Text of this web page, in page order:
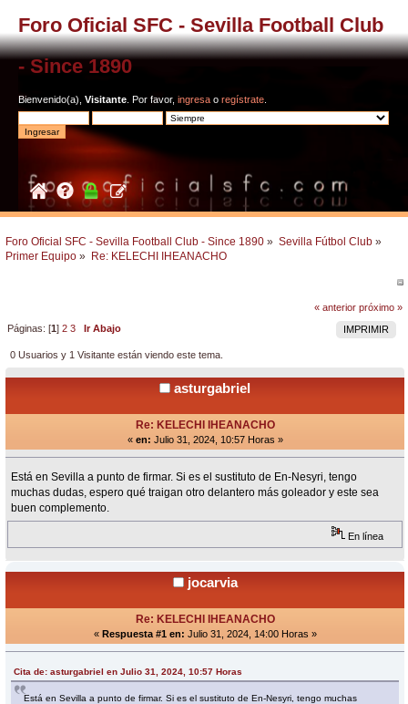
Foro Oficial SFC - Sevilla Football Club
- Since 1890
Bienvenido(a), Visitante . Por favor, ingresa o regístrate
Foro Oficial SFC - Sevilla Football Club - Since 1890 » Sevilla Fútbol Club »
Primer Equipo » Re: KELECHI IHEANACHO
« anterior próximo »
IMPRIMIR
Páginas: [1]2 3 Ir Abajo
0 Usuarios y 1 Visitante están viendo este tema.
asturgabriel
Re: KELECHI IHEANACHO
« en: Julio 31, 2024, 10:57 Horas »
Está en Sevilla a punto de firmar. Si es el sustituto de En-Nesyri, tengo
muchas dudas, espero qué traigan otro delantero más goleador y este sea
buen complemento.
En línea
jocarvia
Re: KELECHI IHEANACHO
« Respuesta #1 en: Julio 31, 2024, 14:00 Horas »
Cita de: asturgabriel en Julio 31, 2024, 10:57 Horas
Está en Sevilla a punto de firmar. Si es el sustituto de En-Nesyri, tengo muchas